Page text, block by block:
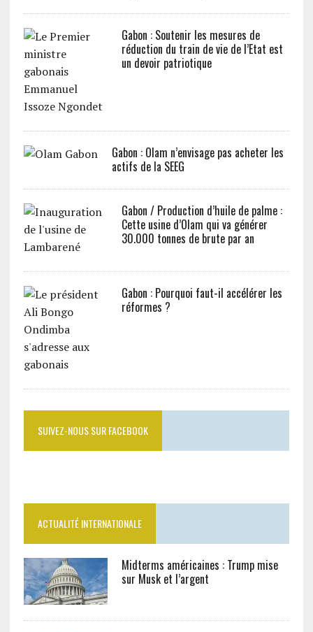
Gabon : Soutenir les mesures de
réduction du train de vie de l’Etat est
un devoir patriotique
Gabon : Olam n’envisage pas acheter les
actifs de la SEEG
Gabon / Production d’huile de palme :
Cette usine d’Olam qui va générer
30.000 tonnes de brute par an
Gabon : Pourquoi faut-il accélérer les
réformes ?
SUIVEZ-NOUS SUR FACEBOOK
ACTUALITÉ INTERNATIONALE
Midterms américaines : Trump mise
sur Musk et l’argent